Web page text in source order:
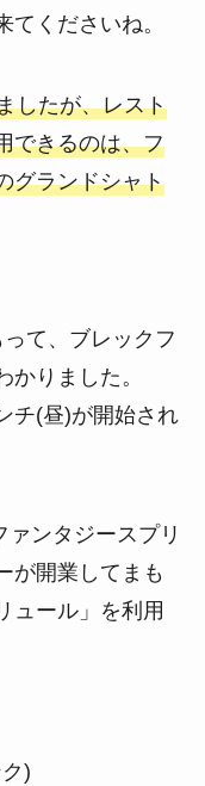
くださいね。
したが、レスト
できるのは、フ
グランドシャト
て、ブレックフ
かりました。
チ(昼)が開始され
ンタジースプリ
が開業してまも
ュール」を利用
)